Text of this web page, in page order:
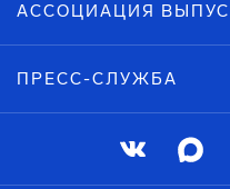
АССОЦИАЦИЯ
ПРЕСС-СЛУЖБА